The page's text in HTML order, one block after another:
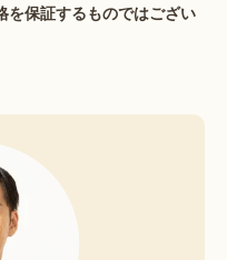
を保証するものではござい